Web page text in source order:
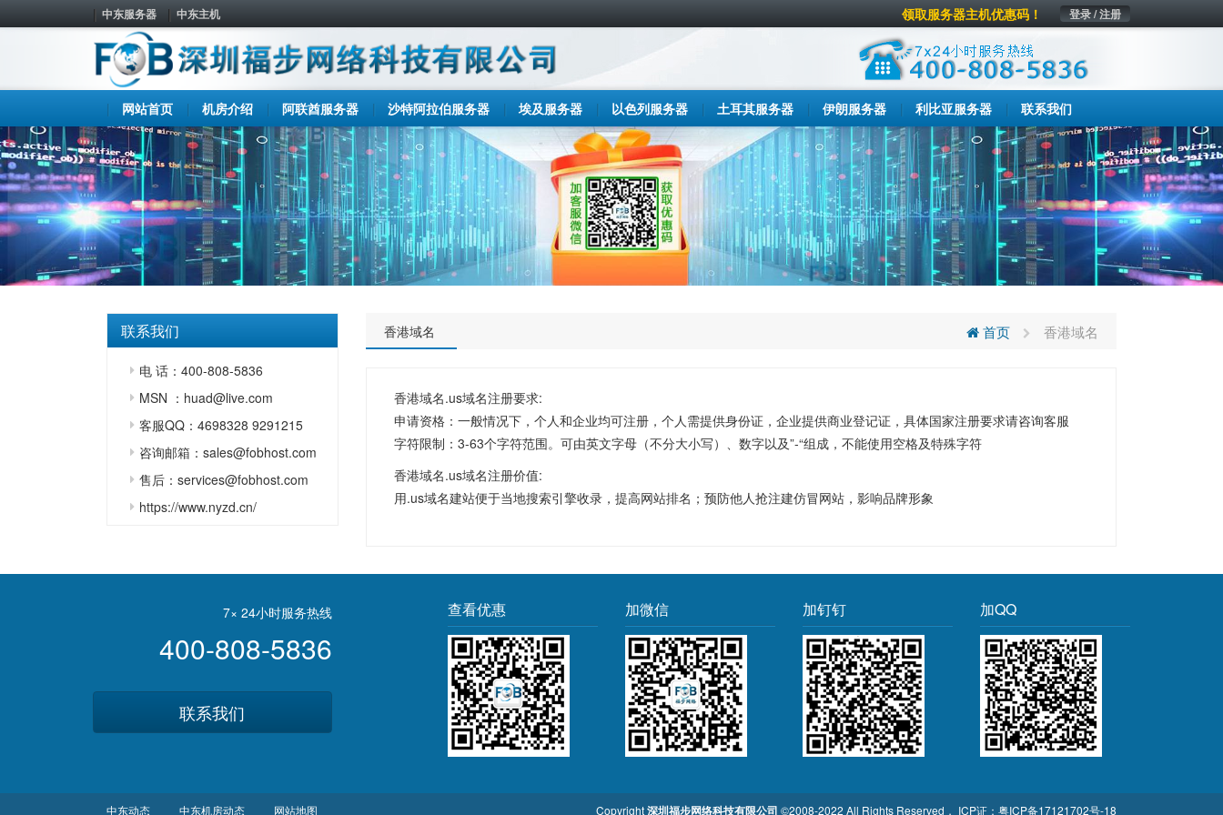
中东服务器 中东主机 登录 / 注册
领取服务器主机优惠码！
网站首页 机房介绍 阿联酋服务器 沙特阿拉伯服务器 埃及服务器 以色列服务器 土耳其服务器 伊朗服务器 利比亚服务器 联系我们
联系我们
电 话：400-808-5836
MSN ：huad@live.com
客服QQ：4698328 9291215
咨询邮箱：sales@fobhost.com
售后：services@fobhost.com
https://www.nyzd.cn/
香港域名 首页 香港域名
香港域名.us域名注册要求:
申请资格：一般情况下，个人和企业均可注册，个人需提供身份证，企业提供商业登记证，具体国家注册要求请咨询客服
字符限制：3-63个字符范围。可由英文字母（不分大小写）、数字以及”-“组成，不能使用空格及特殊字符
香港域名.us域名注册价值:
用.us域名建站便于当地搜索引擎收录，提高网站排名；预防他人抢注建仿冒网站，影响品牌形象
7× 24小时服务热线
400-808-5836
联系我们
查看优惠 加微信 加钉钉 加QQ
中东动态 中东机房动态 网站地图 Copyright深圳福步网络科技有限公司 ©2008-2022 All Rights Reserved ， ICP证： 粤ICP备17121702号-18